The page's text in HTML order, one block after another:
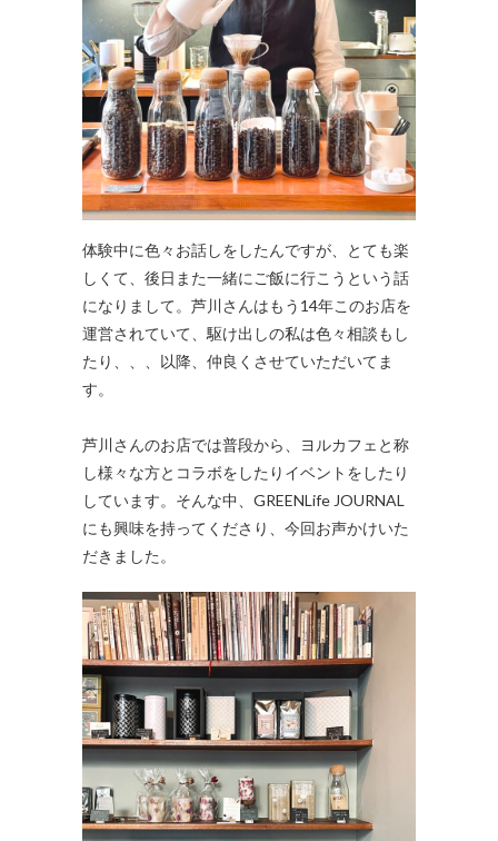
体験中に色々お話しをしたんですが、とても楽
しくて、後日また一緒にご飯に行こうという話
になりまして。芦川さんはもう14年このお店を
運営されていて、駆け出しの私は色々相談もし
たり、、、以降、仲良くさせていただいてま
す。
芦川さんのお店では普段から、ヨルカフェと称
し様々な方とコラボをしたりイベントをしたり
しています。そんな中、GREENLife JOURNAL
にも興味を持ってくださり、今回お声かけいた
だきました。